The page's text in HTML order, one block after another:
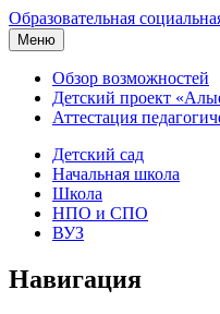
Образовательная
Меню
Обзор возможностей
Детский проект
Аттестация
Детский сад
Начальная школа
Школа
НПО и СПО
ВУЗ
Навигация